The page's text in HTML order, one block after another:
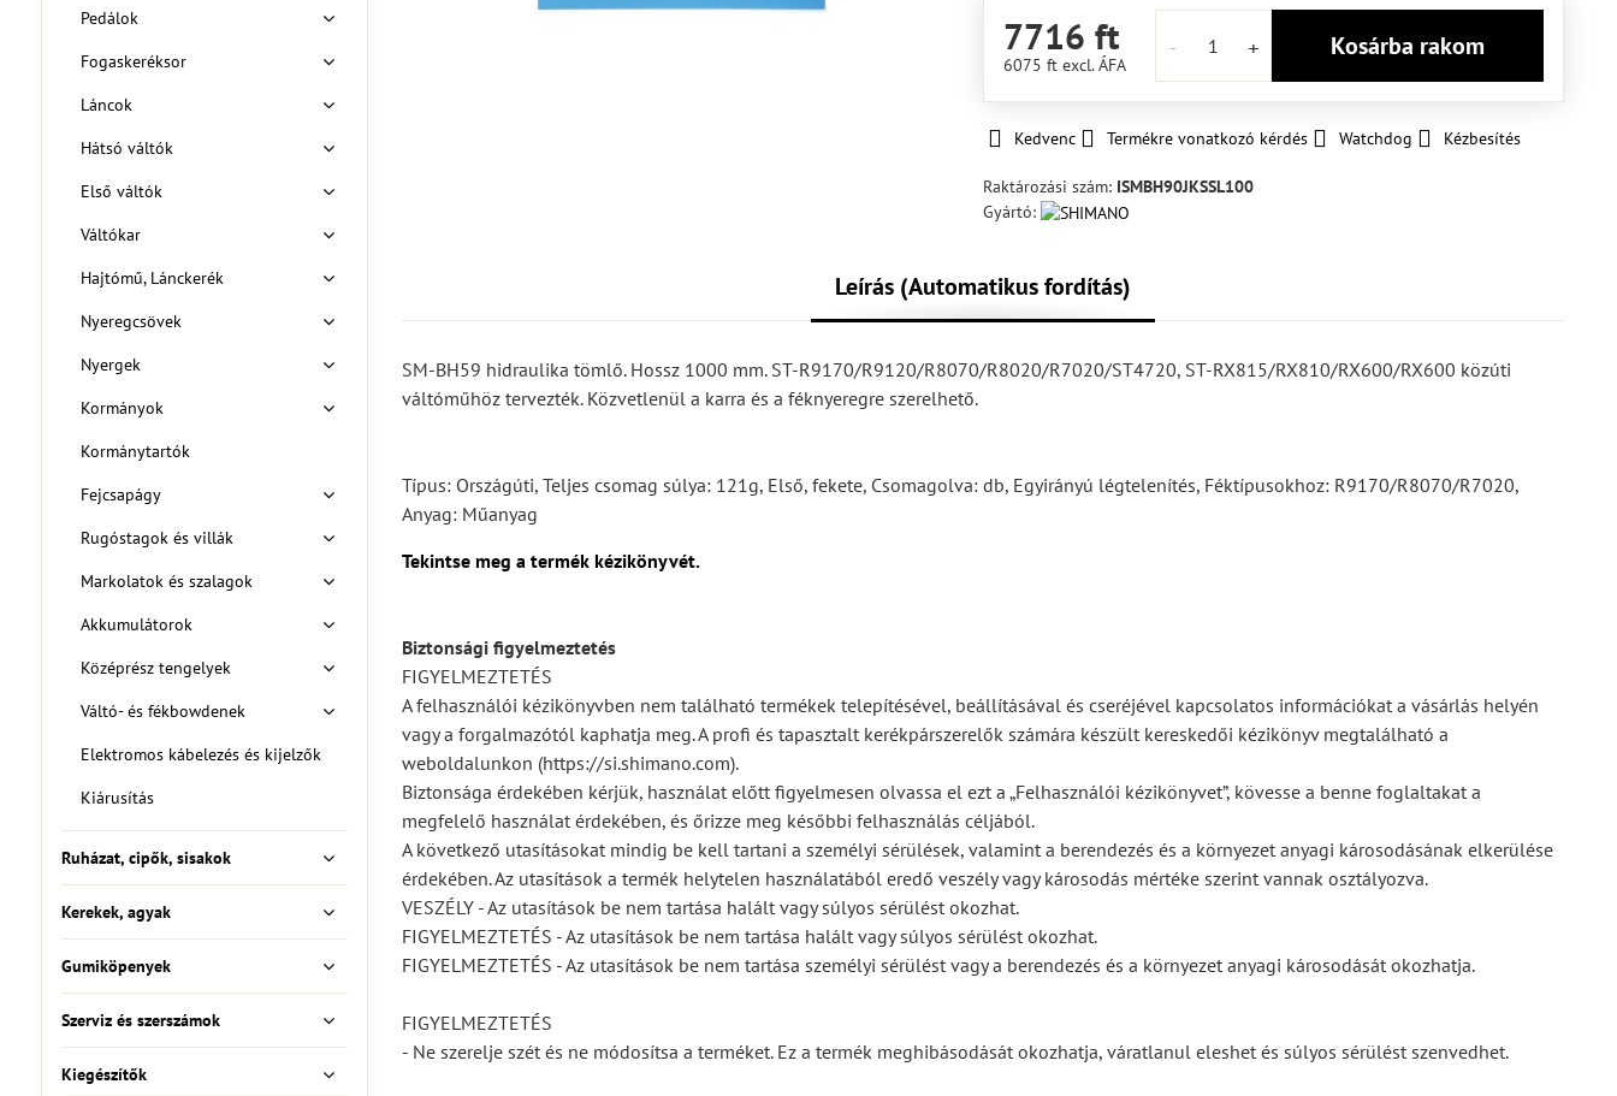
7716 ft
6075 ftexcl. ÁFA
Kosárba rakom
Kedvenc Termékre vonatkozó kérdés Watchdog Kézbesítés
Raktározási szám: ISMBH90JKSSL100
Gyártó:
Leírás (Automatikus fordítás)
SM-BH59 hidraulika tömlő. Hossz 1000 mm. ST-R9170/R9120/R8070/R8020/R7020/ST4720, ST-RX815/RX810/RX600/RX600 közúti
váltóműhöz tervezték. Közvetlenül a karra és a féknyeregre szerelhető.
Típus: Országúti, Teljes csomag súlya: 121g, Első, fekete, Csomagolva: db, Egyirányú légtelenítés, Féktípusokhoz: R9170/R8070/R7020,
Anyag: Műanyag
Tekintse meg a termék kézikönyvét.
Biztonsági figyelmeztetés
FIGYELMEZTETÉS
A felhasználói kézikönyvben nem található termékek telepítésével, beállításával és cseréjével kapcsolatos információkat a vásárlás helyén
vagy a forgalmazótól kaphatja meg. A profi és tapasztalt kerékpárszerelők számára készült kereskedői kézikönyv megtalálható a
weboldalunkon (https://si.shimano.com).
Biztonsága érdekében kérjük, használat előtt figyelmesen olvassa el ezt a „Felhasználói kézikönyvet”, kövesse a benne foglaltakat a
megfelelő használat érdekében, és őrizze meg későbbi felhasználás céljából.
A következő utasításokat mindig be kell tartani a személyi sérülések, valamint a berendezés és a környezet anyagi károsodásának elkerülése
érdekében. Az utasítások a termék helytelen használatából eredő veszély vagy károsodás mértéke szerint vannak osztályozva.
VESZÉLY - Az utasítások be nem tartása halált vagy súlyos sérülést okozhat.
FIGYELMEZTETÉS - Az utasítások be nem tartása halált vagy súlyos sérülést okozhat.
FIGYELMEZTETÉS - Az utasítások be nem tartása személyi sérülést vagy a berendezés és a környezet anyagi károsodását okozhatja.
FIGYELMEZTETÉS
- Ne szerelje szét és ne módosítsa a terméket. Ez a termék meghibásodását okozhatja, váratlanul eleshet és súlyos sérülést szenvedhet.
Pedálok
Fogaskeréksor
Láncok
Hátsó váltók
Első váltók
Váltókar
Hajtómű, Lánckerék
Nyeregcsövek
Nyergek
Kormányok
Kormánytartók
Fejcsapágy
Rugóstagok és villák
Markolatok és szalagok
Akkumulátorok
Középrész tengelyek
Váltó- és fékbowdenek
Elektromos kábelezés és kijelzők
Kiárusítás
Ruházat, cipők, sisakok
Kerekek, agyak
Gumiköpenyek
Szerviz és szerszámok
Kiegészítők